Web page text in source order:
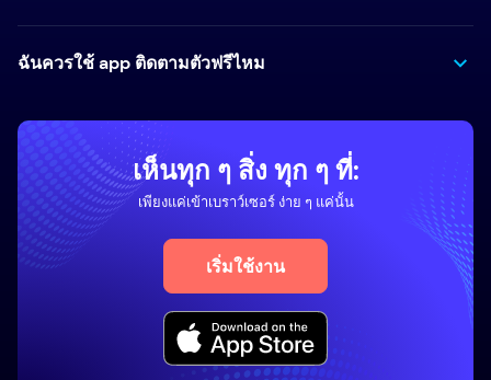
ฉันควรใช้ app ติดตามตัวฟรีไหม
เห็นทุก ๆ สิ่ง ทุก ๆ ที่:
เพียงแค่เข้าเบราว์เซอร์ ง่าย ๆ แค่นั้น
เริ่มใช้งาน